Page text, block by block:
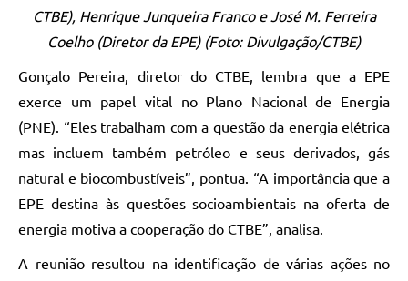
CTBE), Henrique Junqueira Franco e José M. Ferreira
Coelho (Diretor da EPE) (Foto: Divulgação/CTBE)
Gonçalo Pereira, diretor do CTBE, lembra que a EPE
exerce um papel vital no Plano Nacional de Energia
(PNE). “Eles trabalham com a questão da energia elétrica
mas incluem também petróleo e seus derivados, gás
natural e biocombustíveis”, pontua. “A importância que a
EPE destina às questões socioambientais na oferta de
energia motiva a cooperação do CTBE”, analisa.
A reunião resultou na identificação de várias ações no